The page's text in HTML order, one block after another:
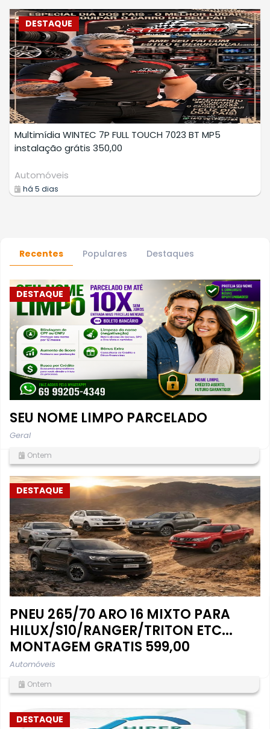
DESTAQUE
LAVAGEM A SECO PROFISSIONAL
Geral
há 6 dias
Recentes Populares Destaques
DESTAQUE
SEU NOME LIMPO PARCELADO
Geral
Ontem
DESTAQUE
PNEU 265/70 ARO 16 MIXTO PARA
HILUX/S10/RANGER/TRITON ETC...
MONTAGEM GRATIS 599,00
Automóveis
Ontem
DESTAQUE